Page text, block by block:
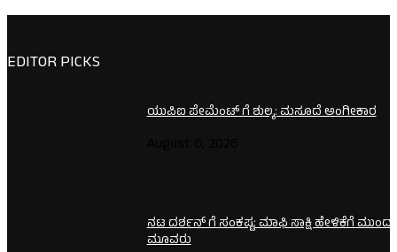
EDITOR PICKS
ಯುಪಿಐ ಪೇಮೆಂಟ್ ಗೆ ಶುಲ್ಕ: ಮಸೂದೆ ಅಂಗೀಕಾರ
ನಟ ದರ್ಶನ್ ಗೆ ಸಂಕಷ್ಟ: ಮಾಫಿ ಸಾಕ್ಷಿ ಹೇಳಿಕೆಗೆ
ಮೂವರು